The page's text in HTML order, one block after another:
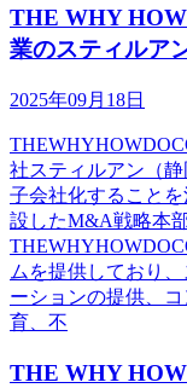
THE WHY
業のスティルア
2025年09月18日
社スティルアン（静
子会社化すること
設したM&A戦略本
ムを提供しており
ーションの提供、
育、不
THE WHY